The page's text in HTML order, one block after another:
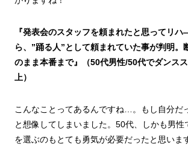
『発表会のスタッフを頼まれたと思ってリ
ら、”踊る人”として頼まれていた事が判明。
のまま本番まで』（50代男性/50代でダンス
上）
こんなことってあるんですね…。もし自分だ
と想像してしまいました。50代、しかも男性
を選ぶのもとても勇気が必要だったと思いま